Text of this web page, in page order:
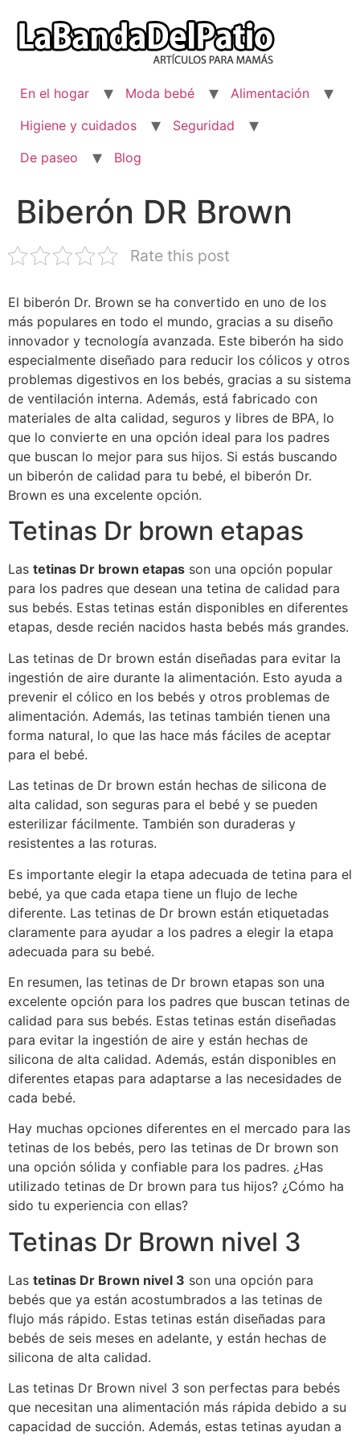
contenido
En el hogar Moda bebé
Alimentación
Higiene y cuidados
Seguridad
De paseo
Blog
Biberón DR Brown
Rate this post
El biberón Dr. Brown se ha convertido en uno de los
más populares en todo el mundo, gracias a su diseño
innovador y tecnología avanzada. Este biberón ha sido
especialmente diseñado para reducir los cólicos y otros
problemas digestivos en los bebés, gracias a su sistema
de ventilación interna. Además, está fabricado con
materiales de alta calidad, seguros y libres de BPA, lo
que lo convierte en una opción ideal para los padres
que buscan lo mejor para sus hijos. Si estás buscando
un biberón de calidad para tu bebé, el biberón Dr.
Brown es una excelente opción.
Tetinas Dr brown etapas
Las tetinas Dr brown etapas son una opción popular
para los padres que desean una tetina de calidad para
sus bebés. Estas tetinas están disponibles en diferentes
etapas, desde recién nacidos hasta bebés más grandes.
Las tetinas de Dr brown están diseñadas para evitar la
ingestión de aire durante la alimentación. Esto ayuda a
prevenir el cólico en los bebés y otros problemas de
alimentación. Además, las tetinas también tienen una
forma natural, lo que las hace más fáciles de aceptar
para el bebé.
Las tetinas de Dr brown están hechas de silicona de
alta calidad, son seguras para el bebé y se pueden
esterilizar fácilmente. También son duraderas y
resistentes a las roturas.
Es importante elegir la etapa adecuada de tetina para el
bebé, ya que cada etapa tiene un flujo de leche
diferente. Las tetinas de Dr brown están etiquetadas
claramente para ayudar a los padres a elegir la etapa
adecuada para su bebé.
En resumen, las tetinas de Dr brown etapas son una
excelente opción para los padres que buscan tetinas de
calidad para sus bebés. Estas tetinas están diseñadas
para evitar la ingestión de aire y están hechas de
silicona de alta calidad. Además, están disponibles en
diferentes etapas para adaptarse a las necesidades de
cada bebé.
Hay muchas opciones diferentes en el mercado para las
tetinas de los bebés, pero las tetinas de Dr brown son
una opción sólida y confiable para los padres. ¿Has
utilizado tetinas de Dr brown para tus hijos? ¿Cómo ha
sido tu experiencia con ellas?
Tetinas Dr Brown nivel 3
Las tetinas Dr Brown nivel 3 son una opción para
bebés que ya están acostumbrados a las tetinas de
flujo más rápido. Estas tetinas están diseñadas para
bebés de seis meses en adelante, y están hechas de
silicona de alta calidad.
Las tetinas Dr Brown nivel 3 son perfectas para bebés
que necesitan una alimentación más rápida debido a su
capacidad de succión. Además, estas tetinas ayudan a